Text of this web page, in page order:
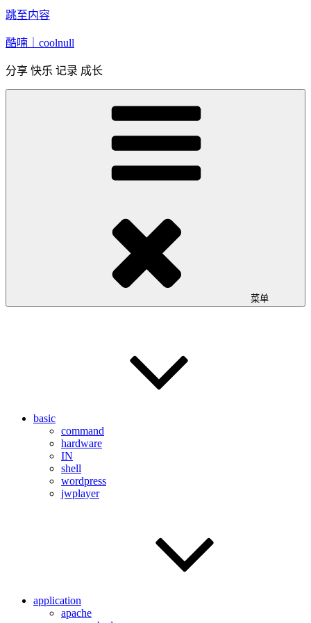
跳至内容
酷喃｜coolnull
分享 快乐 记录 成长
菜单
basic
command
hardware
IN
shell
wordpress
jwplayer
application
apache